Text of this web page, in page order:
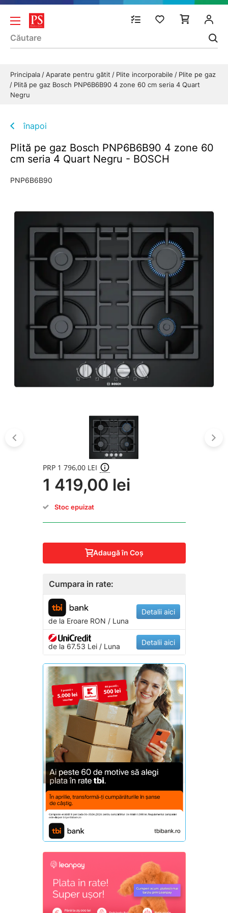
Principala Aparate pentru gătit Plite incorporabile
Plite pe gaz
Plită pe gaz Bosch PNP6B6B90 4 zone 60 cm seria 4 Quart
Negru
înapoi
Plită pe gaz Bosch PNP6B6B90 4 zone 60
cm seria 4 Quart Negru - BOSCH
PNP6B6B90
PRP 1 796,00 LEI
1 419,00 lei
Stoc epuizat
Adaugă în Coş
Cumpara in rate:
de la EroareRON / Luna
Detalii aici
de la 67.53 Lei / Luna Detalii aici